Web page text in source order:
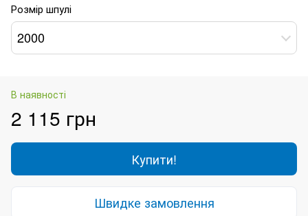
Розмір шпулі
2000
В наявності
2 115 грн
Купити!
Швидке замовлення